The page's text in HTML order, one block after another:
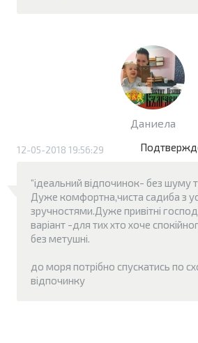
Даниела
12-05-2018 19:56:29
“ідеальний відпочинок- без шуму
Дуже комфортна,чиста садиба з
зручностями.Дуже привітні
варіант -для тих хто хоче
без метушні.
до моря потрібно спускатись по
відпочинку